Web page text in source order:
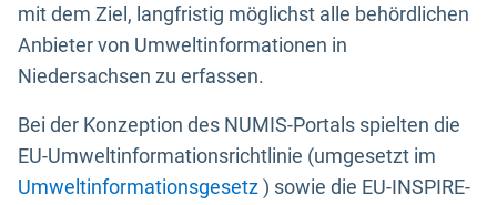
mit dem Ziel, langfristig möglichst alle behördlichen
Anbieter von Umweltinformationen in
Niedersachsen zu erfassen.
Bei der Konzeption des NUMIS-Portals spielten die
EU-Umweltinformationsrichtlinie (umgesetzt im
Umweltinformationsgesetz) sowie die EU-INSPIRE-